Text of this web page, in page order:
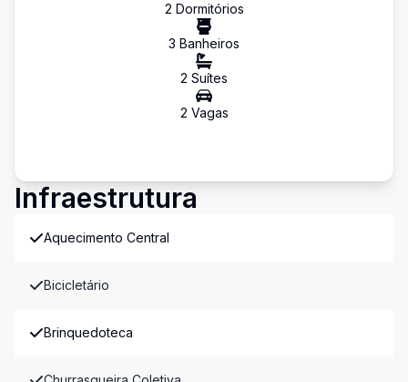
2 Dormitórios
3 Banheiros
2 Suítes
2 Vagas
Infraestrutura
Aquecimento Central
Bicicletário
Brinquedoteca